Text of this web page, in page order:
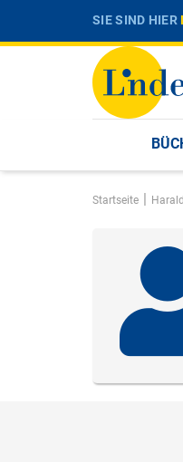
SIE SIND HIER
Startseite |